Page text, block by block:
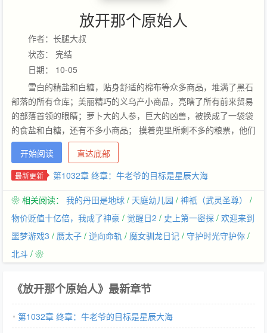
放开那个原始人
作者：长腿大叔
状态： 完结
日期： 10-05
雪白的精盐和白糖，贴身舒适的棉布等众多商品，堆满了黑石
部落的所有仓库；美丽精巧的义乌产小商品，亮瞎了所有前来贸易
的部落首领的眼睛；萝卜大的人参，巨大的凶兽，被换成了一袋袋
的食盐和白糖，还有不多小商品； 摸着兜里所剩不多的粮票，他们
在苦恼的寻思着，到底是买双胶底解放鞋好，还是买双人字拖鞋更
划算。…
开始阅读 直达底部
最新更新 第1032章 终章：牛老爷的目标是星辰大海
❀ 相关阅读： 我的丹田是地球 / 天庭幼儿园 / 神祇（武灵圣尊）
/
物价贬值十亿倍，我成了神豪 / 觉醒日2 / 史上第一密探 / 欢迎来到
噩梦游戏3 / 赝太子 / 逆向命轨 / 魔女驯龙日记 / 守护时光守护你 /
北斗 / ❀
《放开那个原始人》最新章节
第1032章 终章：牛老爷的目标是星辰大海